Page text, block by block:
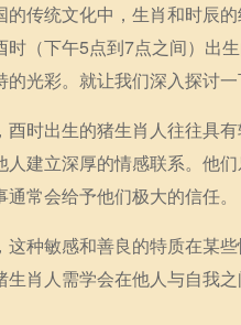
的传统文化中，生肖和时辰
时（下午5点到7点之间）出
的光彩。就让我们深入探讨
酉时出生的猪生肖人往往具
人建立深厚的情感联系。他
通常会给予他们极大的信任。
这种敏感和善良的特质在某
生肖人需学会在他人与自我